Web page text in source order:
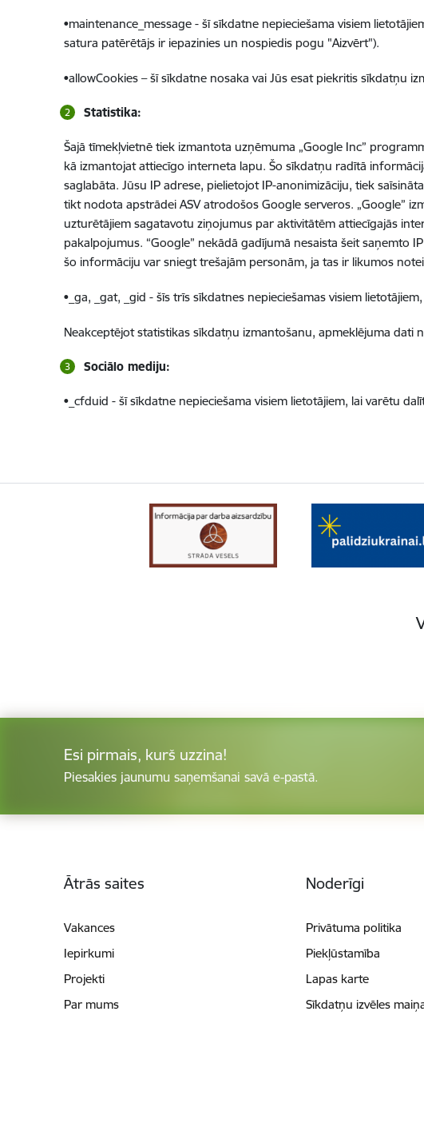
•maintenance_message - šī sīkdatne nepieciešama visiem
satura patērētājs ir iepazinies un nospiedis pogu "Aizvērt").
•allowCookies – šī sīkdatne nosaka vai Jūs esat piekritis
Statistika:
Šajā tīmekļvietnē tiek izmantota uzņēmuma „Google Inc”
kā izmantojat attiecīgo interneta lapu. Šo sīkdatņu radītā
saglabāta. Jūsu IP adrese, pielietojot IP-anonimizāciju, tiek
tikt nodota apstrādei ASV atrodošos Google serveros. „Google”
uzturētājiem sagatavotu ziņojumus par aktivitātēm attiecīgajās
pakalpojumus. “Google” nekādā gadījumā nesaista šeit saņemto
šo informāciju var sniegt trešajām personām, ja tas ir likumos
•_ga, _gat, _gid - šīs trīs sīkdatnes nepieciešamas visiem
Neakceptējot statistikas sīkdatņu izmantošanu, apmeklējuma dati
Sociālo mediju:
•_cfduid - šī sīkdatne nepieciešama visiem lietotājiem, lai varētu
Esi pirmais, kurš uzzina!
Piesakies jaunumu saņemšanai savā e-pastā.
Ātrās saites
Vakances
Iepirkumi
Projekti
Par mums
Noderīgi
Privātuma politika
Piekļūstamība
Lapas karte
Sīkdatņu izvēles